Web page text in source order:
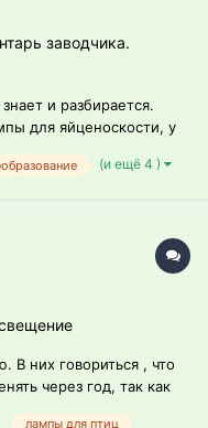
заводчика.
и разбирается.
для яйценоскости, у
это имеет(и ещё 4 )
В них говориться , что
через год, так как
лампы для птиц